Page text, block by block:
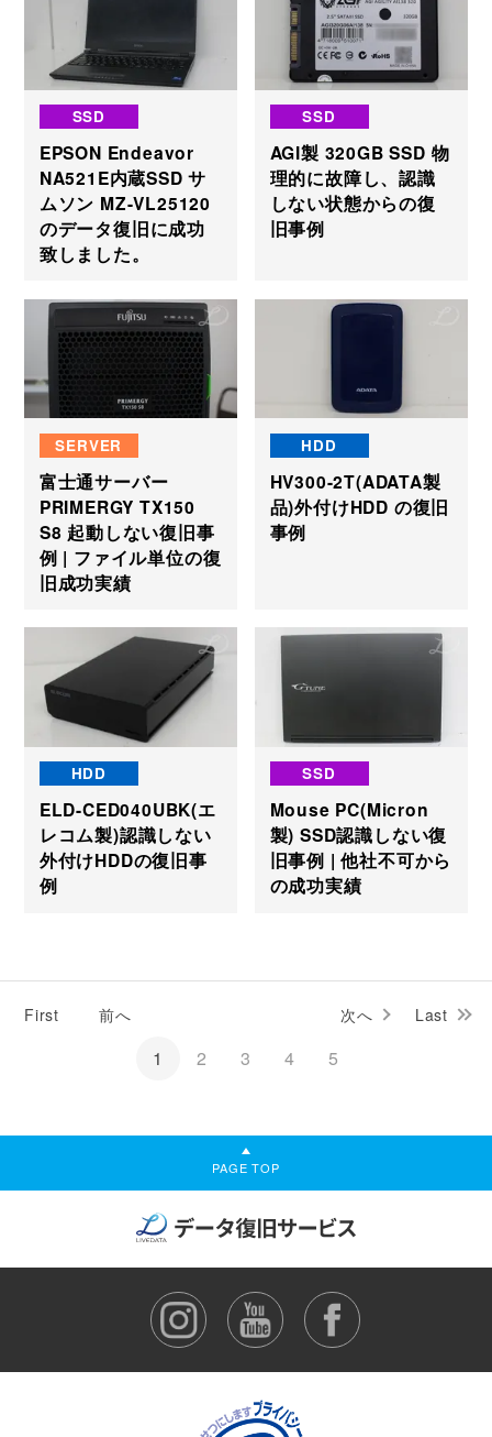
SSD
EPSON Endeavor
NA521E内蔵SSD サ
ムソン MZ-VL25120
のデータ復旧に成功
致しました。
SSD
AGI製 320GB SSD 物
理的に故障し、認識
しない状態からの復
旧事例
SERVER
富士通サーバー
PRIMERGY TX150
S8 起動しない復旧事
例 | ファイル単位の復
旧成功実績
HDD
HV300-2T(ADATA製
品)外付けHDD の復旧
事例
HDD
ELD-CED040UBK(エ
レコム製)認識しない
外付けHDDの復旧事
例
SSD
Mouse PC(Micron
製) SSD認識しない復
旧事例 | 他社不可から
の成功実績
First 前へ
1 2 3 4 5
次へ Last
PAGE TOP